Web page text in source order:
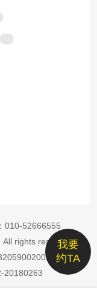
我要
约TA
010-52666555
rights reserved
号
20180263